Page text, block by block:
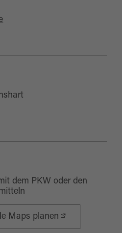
dem PKW oder den
Maps planen